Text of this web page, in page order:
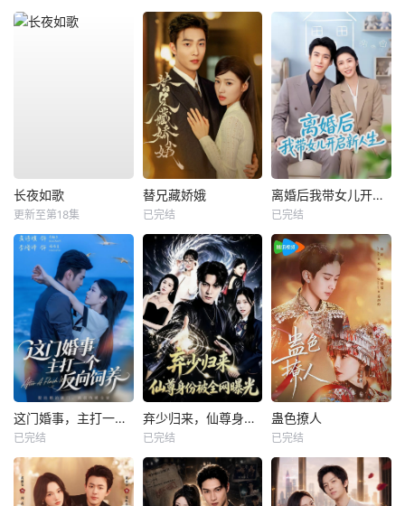
长夜如歌
更新至第18集
替兄藏娇娥
已完结
离婚后我带女儿开启新人生
已完结
这门婚事，主打一个反向饲养
已完结
弃少归来，仙尊身份被全网曝光
已完结
蛊色撩人
已完结